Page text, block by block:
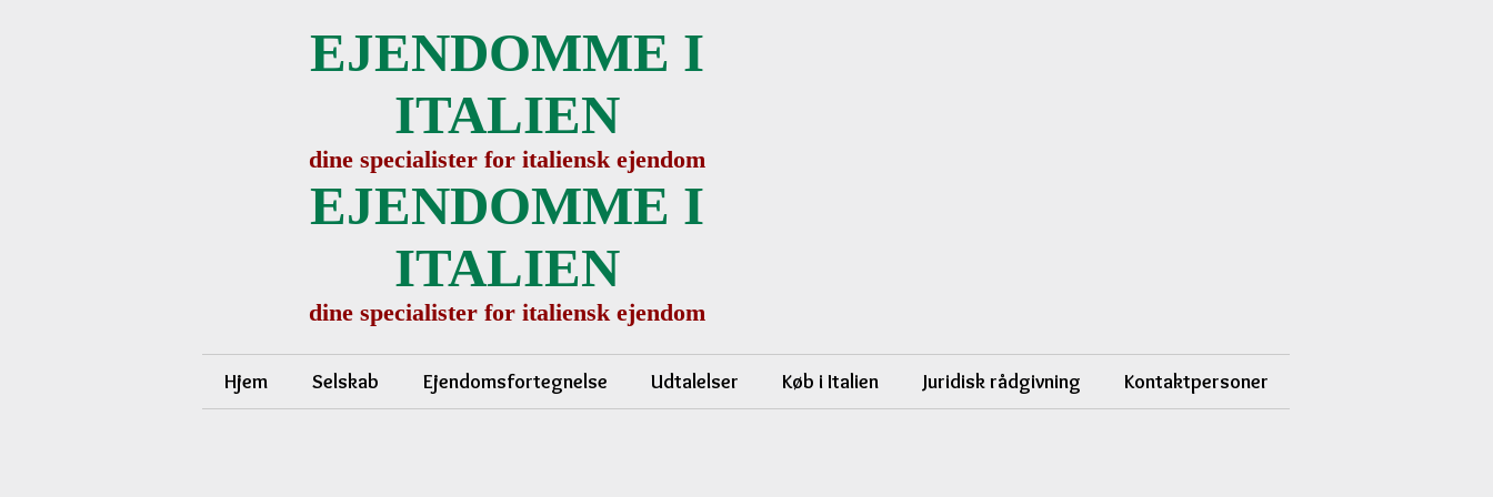
EJENDOMME I
ITALIEN
dine specialister for italiensk ejendom
EJENDOMME I
ITALIEN
dine specialister for italiensk ejendom
Hjem Selskab Ejendomsfortegnelse Udtalelser Køb i Italien Juridisk rådgivning Kontaktpersoner